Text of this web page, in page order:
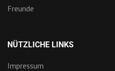
Freunde
NÜTZLICHE LINKS
Impressum